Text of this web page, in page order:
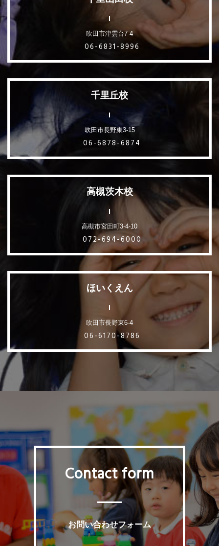
吹田市津雲台7-4
06-6831-8996
千里丘校
吹田市長野東3-15
06-6878-6874
高槻茨木校
高槻市宮田町3-4-10
072-694-6000
ほいくえん
吹田市長野東6-4
06-6170-8786
Contact form
お問い合わせフォーム